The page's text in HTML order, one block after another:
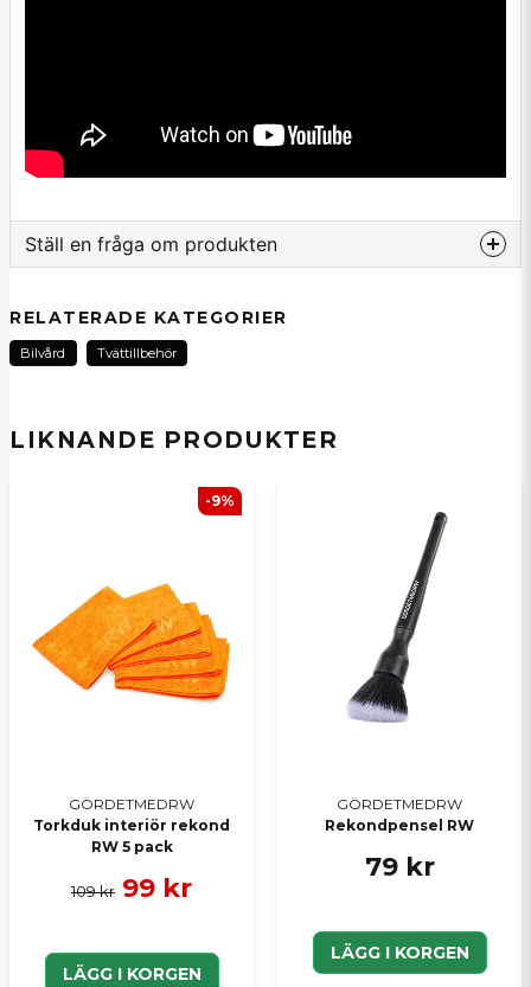
LIKNANDE PRODUKTER
GÖRDETMEDRW
Torkduk interiör rekond
RW 5 pack
109 kr 99 kr
LÄGG I KORGEN
-9%
GÖRDETMEDRW
Rekondpensel RW
79 kr
LÄGG I KORGEN
Ställ en fråga om produkten
Fråga oss om denna produkt...
Namn
Ja, ni kan publicera min fråga
RELATERADE KATEGORIER
Bilvård Tvättillbehör